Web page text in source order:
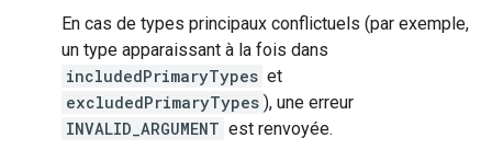
En cas de types principaux conflictuels (par exemple,
un type apparaissant à la fois dans
includedPrimaryTypes et
excludedPrimaryTypes ), une erreur
INVALID_ARGUMENT est renvoyée.